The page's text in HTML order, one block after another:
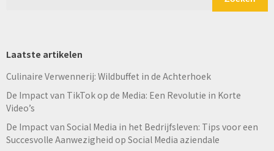
Laatste artikelen
Culinaire Verwennerij: Wildbuffet in de Achterhoek
De Impact van TikTok op de Media: Een Revolutie in Korte
Video’s
De Impact van Social Media in het Bedrijfsleven: Tips voor een
Succesvolle Aanwezigheid op Social Media aziendale